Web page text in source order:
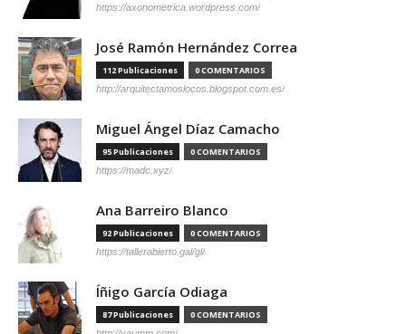
https://axonometrica.wordpress.com/
José Ramón Hernández Correa
112 Publicaciones 0 COMENTARIOS
http://arquitectamoslocos.blogspot.com.es/
Miguel Ángel Díaz Camacho
95 Publicaciones 0 COMENTARIOS
https://madc.xyz/
Ana Barreiro Blanco
92 Publicaciones 0 COMENTARIOS
https://tallerabierto.gal/gl/
Íñigo García Odiaga
87 Publicaciones 0 COMENTARIOS